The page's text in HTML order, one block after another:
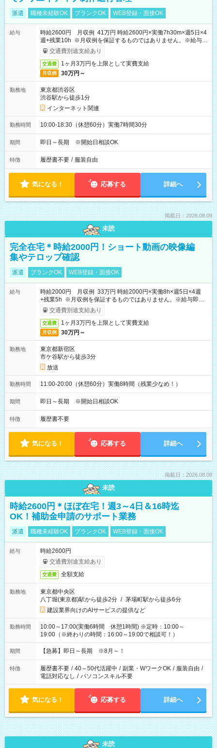
派遣 職種未経験OK ブランクOK WEB登録・面接OK
給与
時給2600円 月収例 41万円 時給2600円×実働7h30m×週5日×4
週+残業10h ※月収例を保証するものではありません。※給与即
受取りサービス利用可（利用条件有）
交通費別途支給あり
交通費 1ヶ月3万円を上限として実費支給
月収例 30万円～
勤務地
東京都渋谷区
渋谷駅から徒歩1分
インターネット関連
勤務時間 10:00-18:30（休憩60分）実働7時間30分
期間 即日～長期 ※開始日相談OK
特徴 履歴書不要 / 服装自由
気になる！ 応募する 詳細へ
掲載日：2026.08.09
未読
完全在宅＊時給2000円！ショート動画の映像編
集やテロップ確認
派遣 ブランクOK WEB登録・面接OK
給与
時給2000円 月収例 33万円 時給2000円×実働8h×週5日×4週
+残業5h ※月収例を保証するものではありません。※給与即受
取りサービス利用可（利用条件有）
交通費別途支給あり
交通費 1ヶ月3万円を上限として実費支給
月収例 30万円～
勤務地
東京都新宿区
市ケ谷駅から徒歩3分
放送
勤務時間 11:00-20:00（休憩60分）実働8時間（残業少なめ！）
期間 即日～長期 ※開始日相談OK
特徴 履歴書不要
気になる！ 応募する 詳細へ
掲載日：2026.08.08
未読
時給2600円＊ほぼ在宅！週3～4日＆16時迄
OK！補助金申請のサポート業務
派遣 職種未経験OK ブランクOK WEB登録・面接OK
給与
時給2600円
交通費別途支給あり
交通費 全額支給
勤務地
東京都中央区
八丁堀(東京都)駅から徒歩2分 / 茅場町駅から徒歩6分
建設業界向けのAIサービスの提供など
勤務時間
10:00～17:00(実働6時間 休憩1時間) ※定時：10:00～
19:00（※終わりの時間：16:00～19:00で相談可！）
期間 【急募】即日～長期 ※8月～！
特徴 履歴書不要 / 40～50代活躍中 / 副業・WワークOK / 服装自由 /
電話対応なし / パソコンスキル不要
気になる！ 応募する 詳細へ
未読